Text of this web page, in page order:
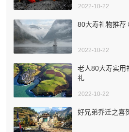
2022-10-22
80大寿礼物推荐
2022-10-22
老人80大寿实用
礼
2022-10-22
好兄弟乔迁之喜